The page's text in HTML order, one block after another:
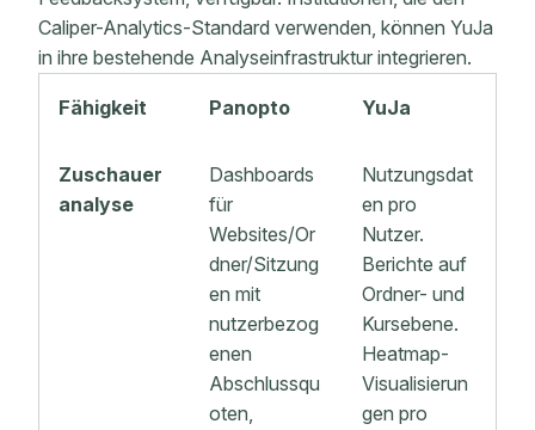
Caliper-Analytics-Standard verwenden, können YuJa
in ihre bestehende Analyseinfrastruktur integrieren.
Fähigkeit Panopto YuJa
Zuschauer
analyse
Dashboards
für
Websites/Or
dner/Sitzung
en mit
nutzerbezog
enen
Abschlussqu
oten,
Nutzungsdat
en pro
Nutzer.
Berichte auf
Ordner- und
Kursebene.
Heatmap-
Visualisierun
gen pro